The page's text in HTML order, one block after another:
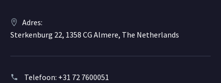
Adres:
Sterkenburg 22, 1358 CG Almere, The Netherlands
Telefoon: +31 72 7600051